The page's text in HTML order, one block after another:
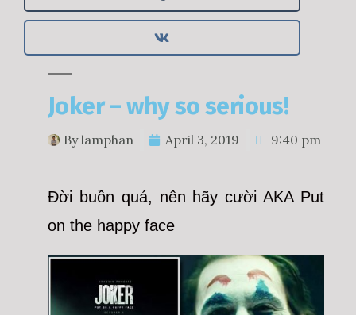
Joker – why so serious!
Bylamphan April 3, 2019 9:40 pm
Đời buồn quá, nên hãy cười AKA Put
on the happy face